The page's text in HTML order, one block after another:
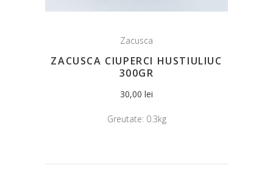
Zacusca
ZACUSCA CIUPERCI HUSTIULIUC
300GR
30,00 lei
Greutate: 0.3kg